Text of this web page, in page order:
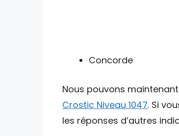
Concorde
Nous pouvons
Crostic Niveau 1047. Si
les réponses d’autres